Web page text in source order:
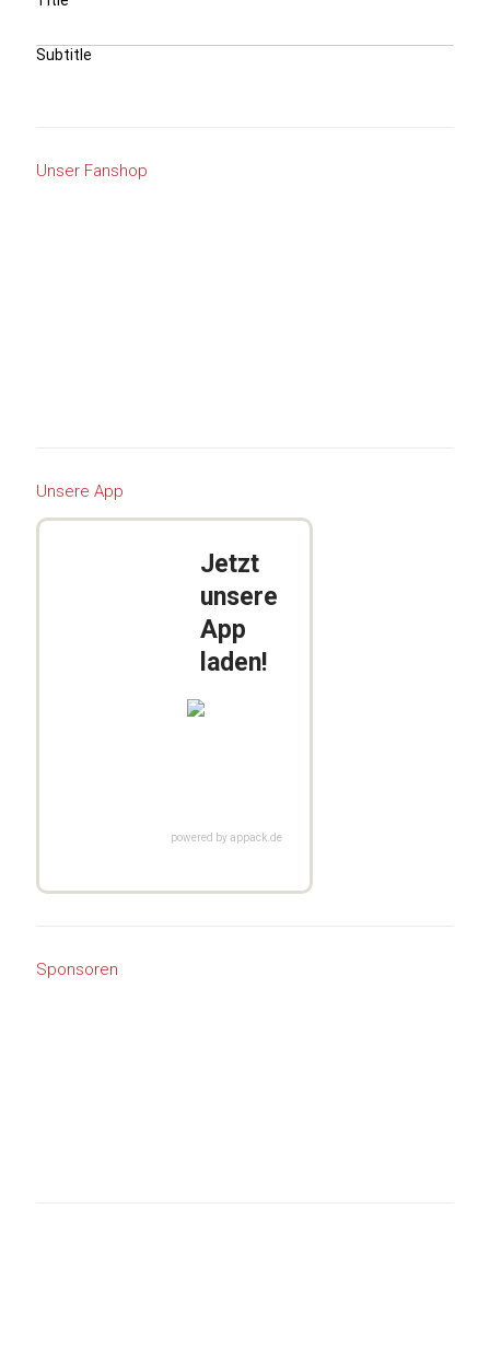
Unser Fanshop
Unsere App
Jetzt
unsere
App
laden!
powered by appack.de
Sponsoren